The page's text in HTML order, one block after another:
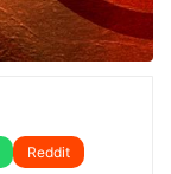
Reddit